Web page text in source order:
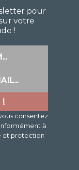
pour
votre
!
consentez
à
et protection